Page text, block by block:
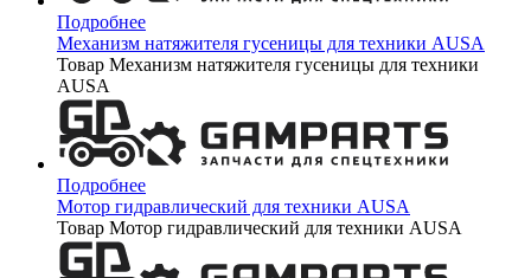
Подробнее
Механизм натяжителя гусеницы для техники AUSA
Товар Механизм натяжителя гусеницы для техники
AUSA
Подробнее
Мотор гидравлический для техники AUSA
Товар Мотор гидравлический для техники AUSA